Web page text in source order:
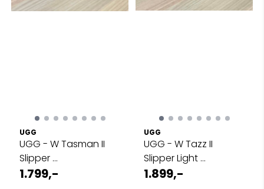
UGG
UGG - W Tasman II
Slipper ...
1.799,-
UGG
UGG - W Tazz II
Slipper Light ...
1.899,-